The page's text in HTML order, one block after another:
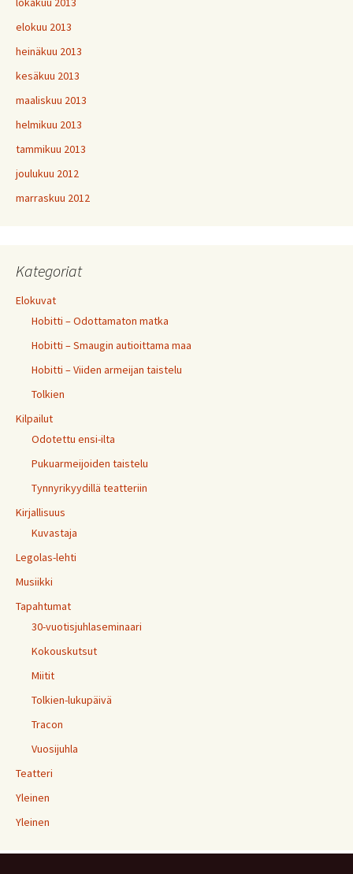
elokuu 2013
heinäkuu 2013
kesäkuu 2013
maaliskuu 2013
helmikuu 2013
tammikuu 2013
joulukuu 2012
marraskuu 2012
Kategoriat
Elokuvat
Hobitti – Odottamaton matka
Hobitti – Smaugin autioittama maa
Hobitti – Viiden armeijan taistelu
Tolkien
Kilpailut
Odotettu ensi-ilta
Pukuarmeijoiden taistelu
Tynnyrikyydillä teatteriin
Kirjallisuus
Kuvastaja
Legolas-lehti
Musiikki
Tapahtumat
30-vuotisjuhlaseminaari
Kokouskutsut
Miitit
Tolkien-lukupäivä
Tracon
Vuosijuhla
Teatteri
Yleinen
Yleinen